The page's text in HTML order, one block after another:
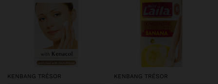
KENBANG TRÉSOR KENBANG TRÉSOR